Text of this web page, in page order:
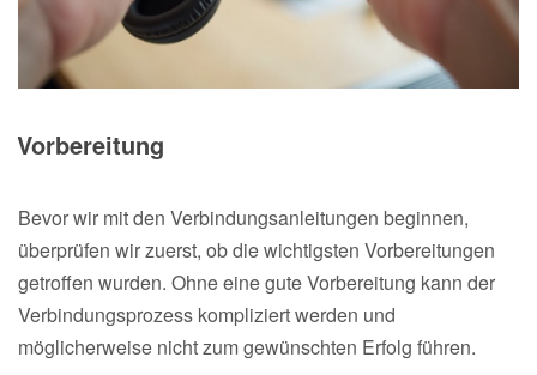
Vorbereitung
Bevor wir mit den Verbindungsanleitungen beginnen,
überprüfen wir zuerst, ob die wichtigsten Vorbereitungen
getroffen wurden. Ohne eine gute Vorbereitung kann der
Verbindungsprozess kompliziert werden und
möglicherweise nicht zum gewünschten Erfolg führen.